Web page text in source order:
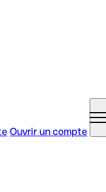
Ouvrir un compte